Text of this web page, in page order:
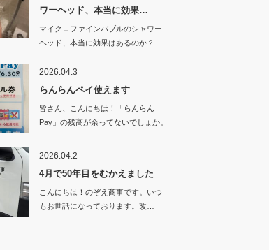
ワーヘッド、本当に効果…
マイクロファインバブルのシャワー
ヘッド、本当に効果はあるのか？…
2026.04.3
らんらんペイ使えます
皆さん、こんにちは！「らんらん
Pay」の残高が余ってないでしょか。
2026.04.2
4月で50年目をむかえました
こんにちは！のぞえ商事です。いつ
もお世話になっております。改…